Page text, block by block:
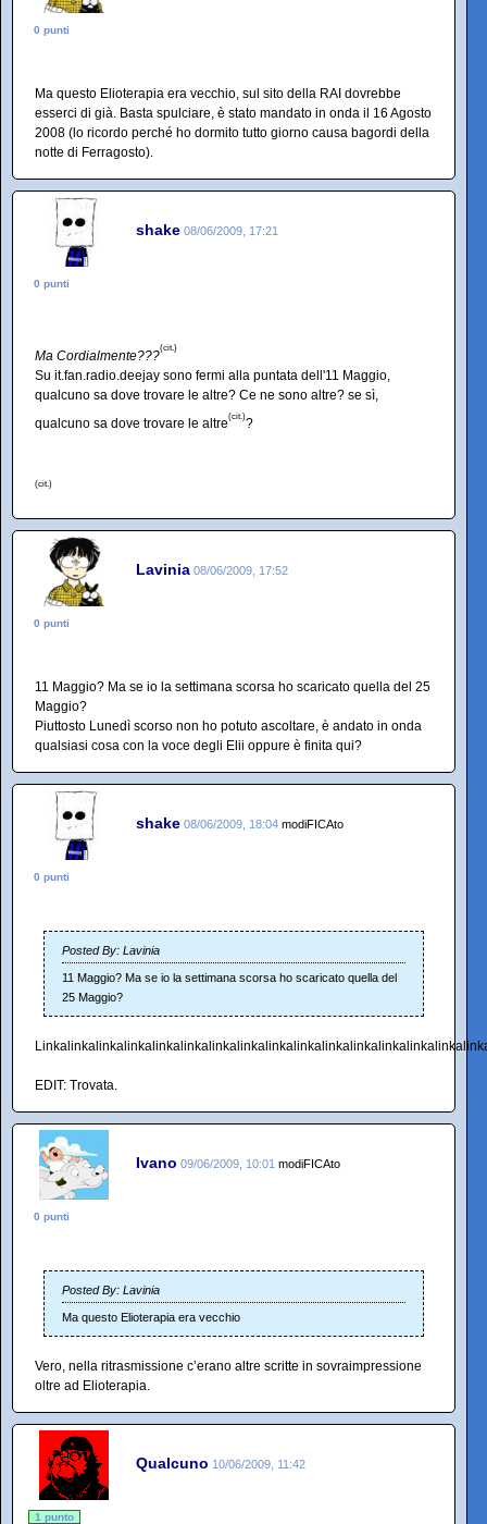
0 punti
Ma questo Elioterapia era vecchio, sul sito della RAI dovrebbe
esserci di già. Basta spulciare, è stato mandato in onda il 16 Agosto
2008 (lo ricordo perché ho dormito tutto giorno causa bagordi della
notte di Ferragosto).
shake 08/06/2009, 17:21
0 punti
Ma Cordialmente???
(cit.)
Su it.fan.radio.deejay sono fermi alla puntata dell'11 Maggio,
qualcuno sa dove trovare le altre? Ce ne sono altre? se sì,
qualcuno sa dove trovare le altre
(cit.)
?
(cit.)
Lavinia 08/06/2009, 17:52
0 punti
11 Maggio? Ma se io la settimana scorsa ho scaricato quella del 25
Maggio?
Piuttosto Lunedì scorso non ho potuto ascoltare, è andato in onda
qualsiasi cosa con la voce degli Elii oppure è finita qui?
shake 08/06/2009, 18:04 modiFICAto
0 punti
Posted By: Lavinia
11 Maggio? Ma se io la settimana scorsa ho scaricato quella del
25 Maggio?
EDIT: Trovata.
Ivano 09/06/2009, 10:01 modiFICAto
0 punti
Posted By: Lavinia
Ma questo Elioterapia era vecchio
Vero, nella ritrasmissione c’erano altre scritte in sovraimpressione
oltre ad Elioterapia.
Qualcuno 10/06/2009, 11:42
1 punto